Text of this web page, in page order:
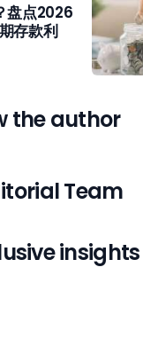
盘点2026
存款利
the author
Team
insights